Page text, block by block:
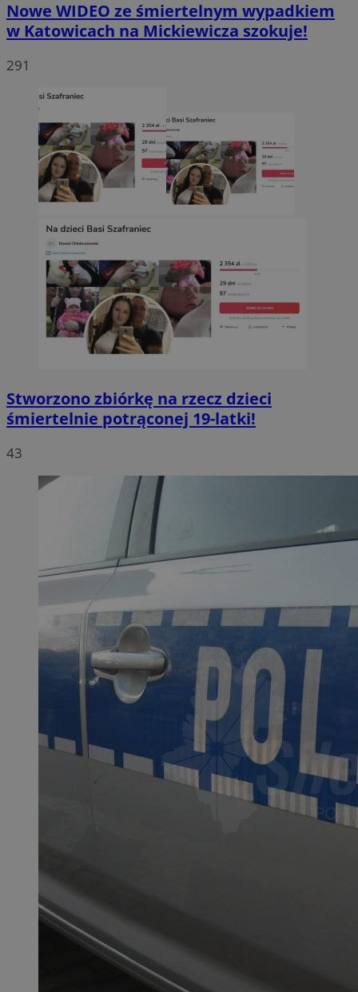
Nowe WIDEO ze śmiertelnym wypadkiem
w Katowicach na Mickiewicza szokuje!
291
Stworzono zbiórkę na rzecz dzieci
śmiertelnie potrąconej 19-latki!
43